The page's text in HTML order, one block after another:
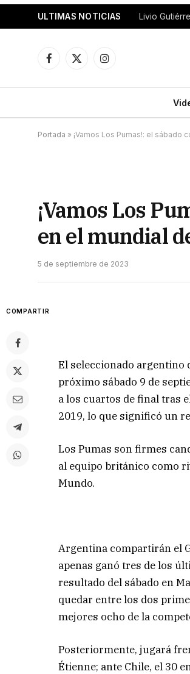
ULTIMAS NOTICIAS
Facebook
X
Instagram
Portada » ¡Vamos Los Pumas!: el sábado
¡Vamos Los
en el mundial
5 de septiembre de 2023
COMPARTIR
El seleccionado argentino
próximo sábado 9 de
a los cuartos de final tras
2019, lo que significó un
Los Pumas son firmes
al equipo británico como
Mundo.
Argentina compartirán el
apenas ganó tres de los
resultado del sábado en
quedar entre los dos
mejores ocho de la
Posteriormente, jugará
Étienne; ante Chile, el 30